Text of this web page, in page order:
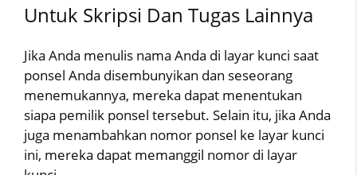
Untuk Skripsi Dan Tugas Lainnya
Jika Anda menulis nama Anda di layar kunci saat
ponsel Anda disembunyikan dan seseorang
menemukannya, mereka dapat menentukan
siapa pemilik ponsel tersebut. Selain itu, jika Anda
juga menambahkan nomor ponsel ke layar kunci
ini, mereka dapat memanggil nomor di layar